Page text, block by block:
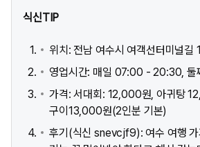
식신TIP
위치: 전남 여수시 여객선터미널길
영업시간: 매일 07:00 - 20:30, 둘
가격: 서대회: 12,000원, 아귀탕
구이13,000원(2인분 기본)
후기(식신 snevcjf9): 여수 여행 가